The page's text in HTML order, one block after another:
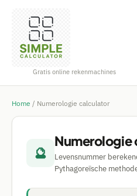
Gratis online rekenmachines
Home / Numerologie calculator
🔮
Numerologie
Levensnummer
Pythagoreïsche